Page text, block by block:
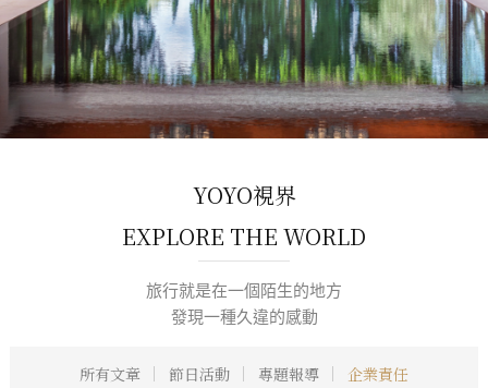
YOYO視界
EXPLORE THE WORLD
旅行就是在一個陌生的地方
發現一種久違的感動
所有文章 節日活動 專題報導 企業責任